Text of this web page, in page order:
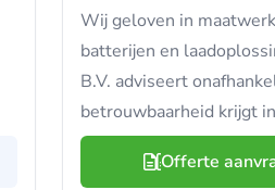
Wij geloven in
batterijen en
B.V. adviseert
betrouwbaarheid krijgt
Offerte